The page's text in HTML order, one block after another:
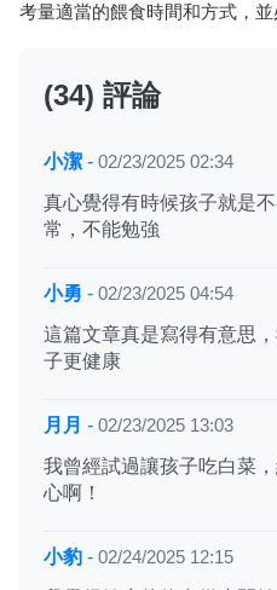
考量適當的餵食時間和方式，並
(34) 評論
小潔 - 02/23/2025 02:34
真心覺得有時候孩子就是
常，不能勉強
小勇 - 02/23/2025 04:54
這篇文章真是寫得有意思
子更健康
月月 - 02/23/2025 13:03
我曾經試過讓孩子吃白菜
心啊！
小豹 - 02/24/2025 12:15